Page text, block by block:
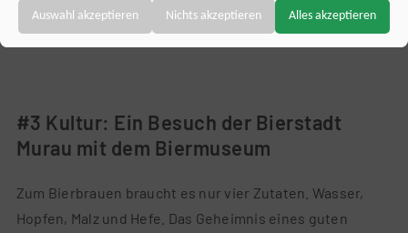
Targeting / Profiling / Werbung(1)
Switch
Personalisierte Werbung außerhalb unserer Website
Auswahl akzeptieren Nichts akzeptieren Alles akzeptieren
derinkludierten Gästekarte ermäßigt. Die Gästekarte
erhältst du gleich bei Check In imAlmdorf Hohentauern.
#3 Kultur: Ein Besuch der Bierstadt
Murau mit dem Biermuseum
Zum Bierbrauen braucht es nur vier Zutaten. Wasser,
Hopfen, Malz und Hefe. Das Geheimnis eines guten